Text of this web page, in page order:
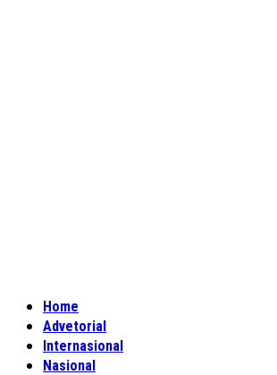
Home
Advetorial
Internasional
Nasional